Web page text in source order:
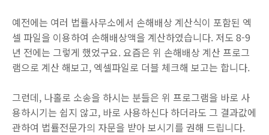
예전에는 여러 법률사무소에서 손해배상 계산식이 포함된 엑
셀 파일을 이용하여 손해배상액을 계산하였습니다. 저도 8-9
년 전에는 그렇게 했었구요. 요즘은 위 손해배상 계산 프로그
램으로 계산 해보고, 엑셀파일로 더블 체크해 보고는 합니다.
그런데, 나홀로 소송을 하시는 분들은 위 프로그램을 바로 사
용하시기는 쉽지 않고, 바로 사용하신다 하더라도 그 결과값에
관하여 법률전문가의 자문을 받아 보시기를 권해 드립니다.